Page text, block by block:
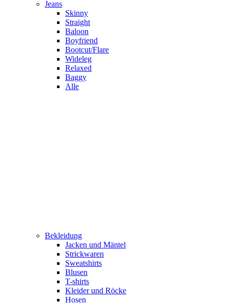
Jeans
Skinny
Straight
Baloon
Boyfriend
Bootcut/Flare
Wideleg
Relaxed
Baggy
Alle
Bekleidung
Jacken und Mäntel
Strickwaren
Sweatshirts
Blusen
T-shirts
Kleider und Röcke
Hosen